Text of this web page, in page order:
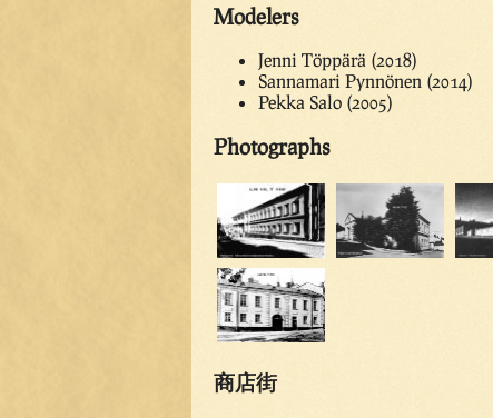
Modelers
Jenni Töppärä (2018)
Sannamari Pynnönen (2014)
Pekka Salo (2005)
Photographs
商店街